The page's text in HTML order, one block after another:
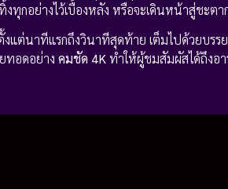
ทุกอย่างไว้เบื้องหลัง หรือจะเดินหน้าสู่ชะต
แต่นาทีแรกถึงวินาทีสุดท้าย เต็มไปด้วยบรร
ทอดอย่าง คมชัด 4K ทำให้ผู้ชมสัมผัสได้ถึงอ